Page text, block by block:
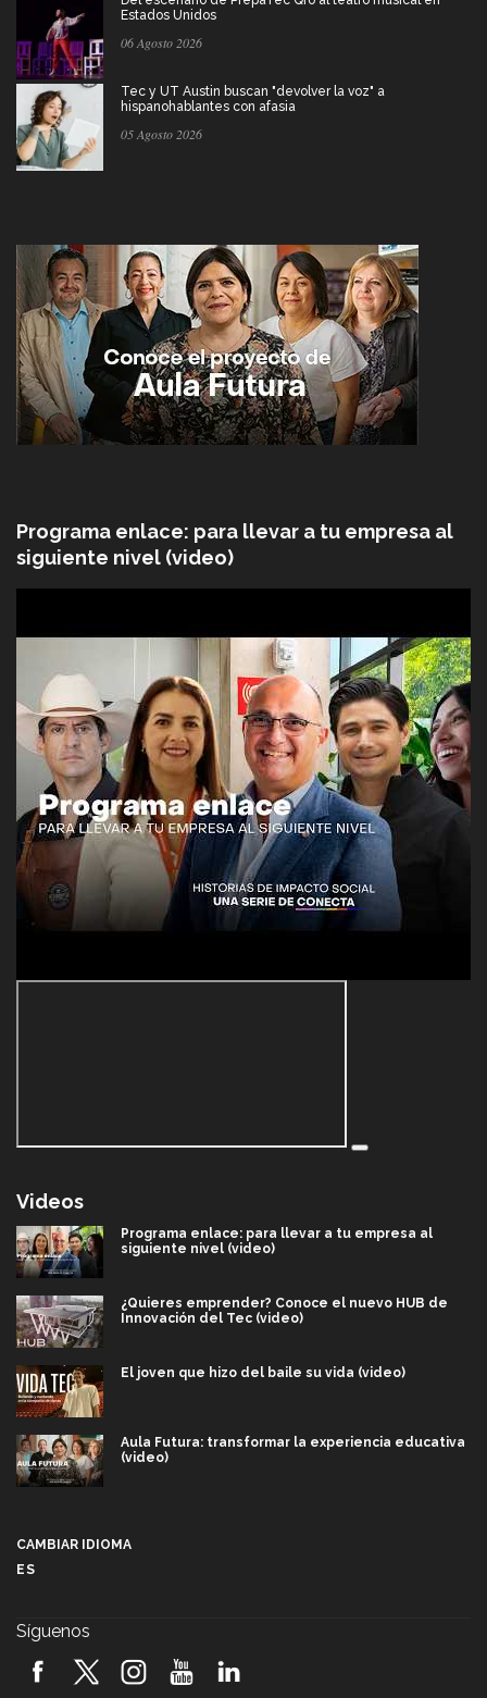
Estados Unidos
06 Agosto 2026
Tec y UT Austin buscan "devolver la voz" a
hispanohablantes con afasia
05 Agosto 2026
Programa enlace: para llevar a tu empresa al
siguiente nivel (video)
Videos
Programa enlace: para llevar a tu empresa al
siguiente nivel (video)
¿Quieres emprender? Conoce el nuevo HUB de
Innovación del Tec (video)
El joven que hizo del baile su vida (video)
Aula Futura: transformar la experiencia educativa
(video)
2026! (video)
CAMBIAR IDIOMA
ES
Síguenos